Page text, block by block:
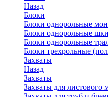
Назад
Блоки
Блоки однорольные
Блоки однорольные
Блоки однорольные
Блоки трехрольные
Захваты
Назад
Захваты
Захваты для листового